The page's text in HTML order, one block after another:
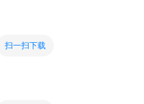
扫一扫下载